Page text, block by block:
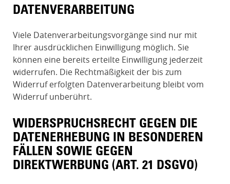
DATENVERARBEITUNG
Viele Datenverarbeitungsvorgänge sind nur mit
Ihrer ausdrücklichen Einwilligung möglich. Sie
können eine bereits erteilte Einwilligung jederzeit
widerrufen. Die Rechtmäßigkeit der bis zum
Widerruf erfolgten Datenverarbeitung bleibt vom
Widerruf unberührt.
WIDERSPRUCHSRECHT GEGEN DIE
DATENERHEBUNG IN BESONDEREN
FÄLLEN SOWIE GEGEN
DIREKTWERBUNG (ART. 21 DSGVO)